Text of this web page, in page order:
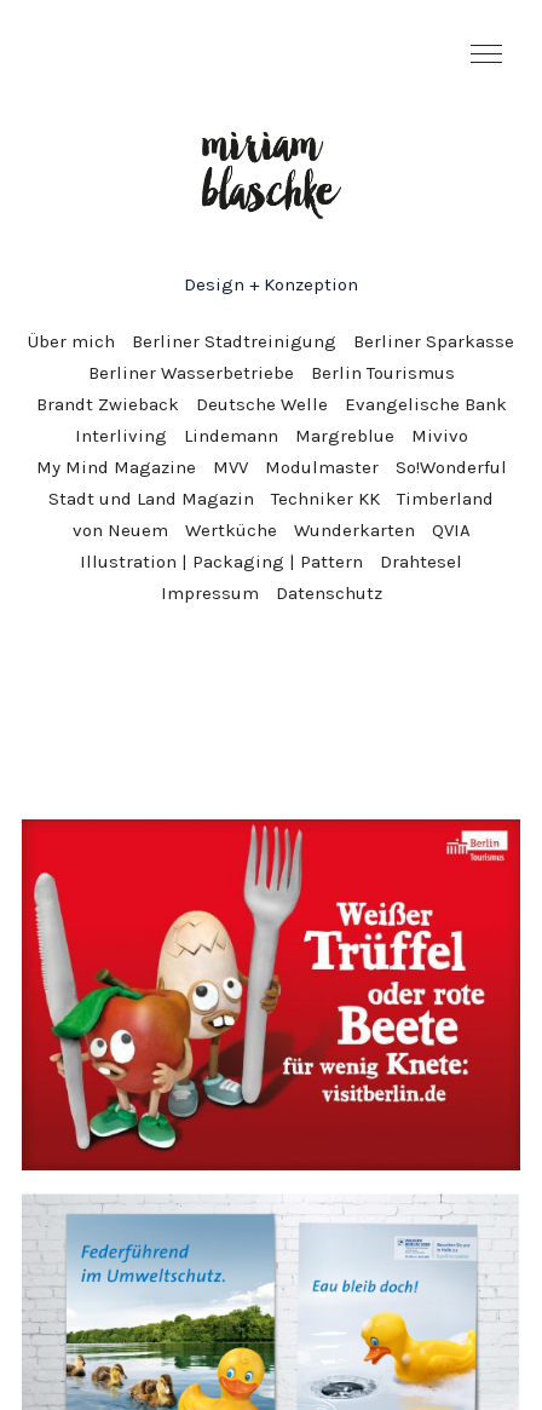
Design + Konzeption
Über mich Berliner Stadtreinigung
Berliner Sparkasse
Berliner Wasserbetriebe
Berlin Tourismus
Brandt Zwieback
Deutsche Welle
Evangelische Bank
Interliving
Lindemann Margreblue
Mivivo
My Mind Magazine
MVV Modulmaster
So!Wonderful
Stadt und Land Magazin
Techniker KK
Timberland
von Neuem
Wertküche Wunderkarten
QVIA
Illustration | Packaging | Pattern
Drahtesel
Impressum
Datenschutz
#Campaign #print
#Campaign #print